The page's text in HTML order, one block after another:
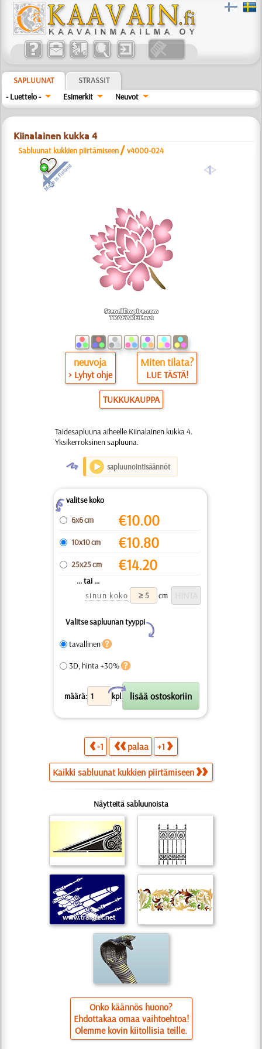
SAPLUUNAT
STRASSIT
- Luettelo -
Esimerkit Neuvot
Kiinalainen kukka 4
Sabluunat kukkien piirtämiseen /v4000-024
a
neuvoja
> Lyhyt ohje
Miten tilata?
LUE TÄSTÄ!
TUKKUKAUPPA
Taidesapluuna aiheelle Kiinalainen kukka 4.
Yksikerroksinen sapluuna.
O sapluunointisäännöt
Zvalitse koko
6x6 cm
€10.00
10x10 cm €10.80
25x25 cm €14.20
... tai ...
sinun koko
cm
Valitse sapluunan tyyppi
Y
tavallinen
3D, hinta +30%
määrä: kpl.
X
-1 palaa +1
Kaikki sabluunat kukkien piirtämiseen
Näytteitä sabluunoista
Onko käännös huono?
Ehdottakaa omaa vaihtoehtoa!
Olemme kovin kiitollisia teille.